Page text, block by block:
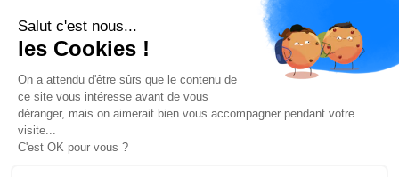
Forum Au Fil du Bain
Nos produits